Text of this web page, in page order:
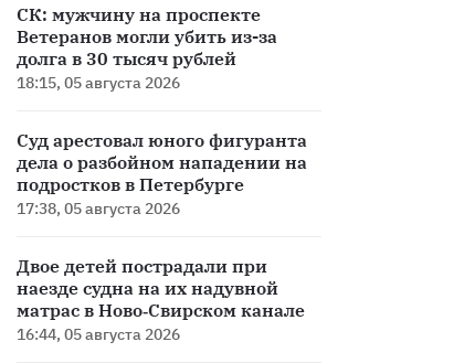
СК: мужчину на проспекте
Ветеранов могли убить из-за
долга в 30 тысяч рублей
18:15, 05 августа 2026
Суд арестовал юного фигуранта
дела о разбойном нападении на
подростков в Петербурге
17:38, 05 августа 2026
Двое детей пострадали при
наезде судна на их надувной
матрас в Ново‑Свирском канале
16:44, 05 августа 2026